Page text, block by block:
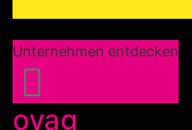
Unternehmen entdecken
ovag